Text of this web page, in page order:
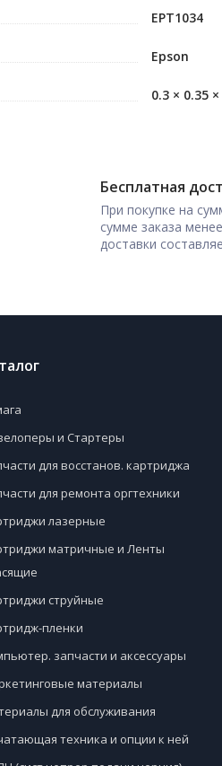
EPT1034
Epson
0.3 × 0.35
Бесплатная
При покупке на
сумме заказа
доставки
и Стартеры
для восстанов. картриджа
для ремонта оргтехники
лазерные
матричные и Ленты
струйные
пленки
запчасти и аксессуары
материалы
для обслуживания
техника и опции к ней